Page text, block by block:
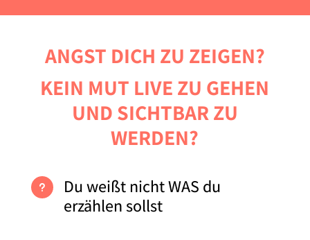
ANGST DICH ZU ZEIGEN?
KEIN MUT LIVE ZU GEHEN
UND SICHTBAR ZU
WERDEN?
u
Du weißt nicht WAS du
erzählen sollst